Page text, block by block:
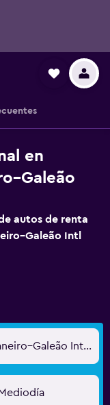
en
autos de renta
Intl
Río de Janeiro, Brasil - Rio de Janeiro–Galeão Intl (GIG)
Mediodía